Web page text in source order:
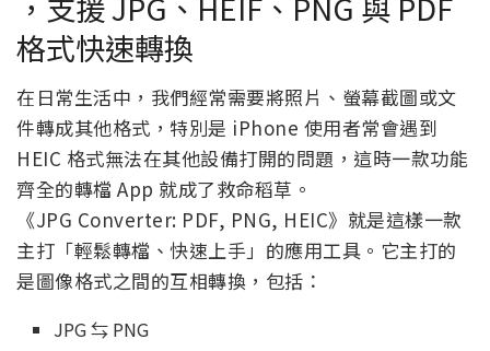
格式快速轉換
在日常生活中，我們經常需要將照片、螢幕截圖或文
件轉成其他格式，特別是 iPhone 使用者常會遇到
HEIC 格式無法在其他設備打開的問題，這時一款功能
齊全的轉檔 App 就成了救命稻草。
《JPG Converter: PDF, PNG, HEIC》就是這樣一款
主打「輕鬆轉檔、快速上手」的應用工具。它主打的
是圖像格式之間的互相轉換，包括：
JPG ⇆ PNG